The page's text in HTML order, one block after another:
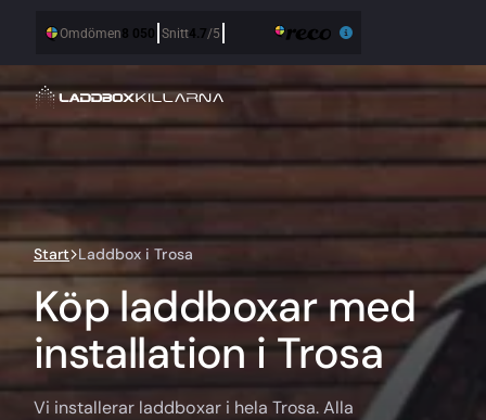
Start Laddbox i Trosa
Köp laddboxar med
installation i Trosa
Vi installerar laddboxar i hela Trosa. Alla